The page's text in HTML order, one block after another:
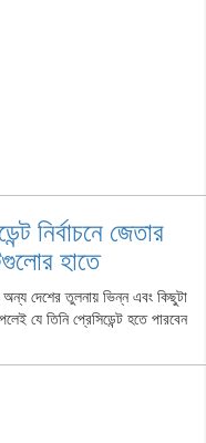
নির্বাচনে জেতার
হাতে
অন্য দেশের তুলনায় ভিন্ন এবং কিছুটা
যে তিনি প্রেসিডেন্ট হতে পারবেন